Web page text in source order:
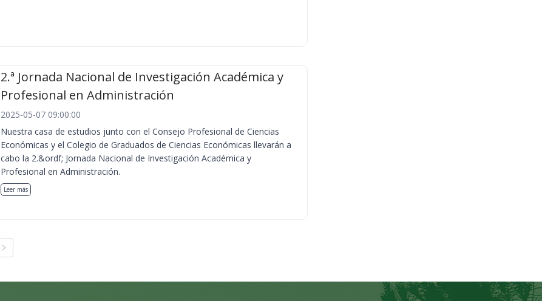
2.ª Jornada Nacional de Investigación Académica y
Profesional en Administración
2025-05-07 09:00:00
Nuestra casa de estudios junto con el Consejo Profesional de Ciencias
Económicas y el Colegio de Graduados de Ciencias Económicas llevarán a
cabo la 2.&ordf; Jornada Nacional de Investigación Académica y
Profesional en Administración.
Leer más